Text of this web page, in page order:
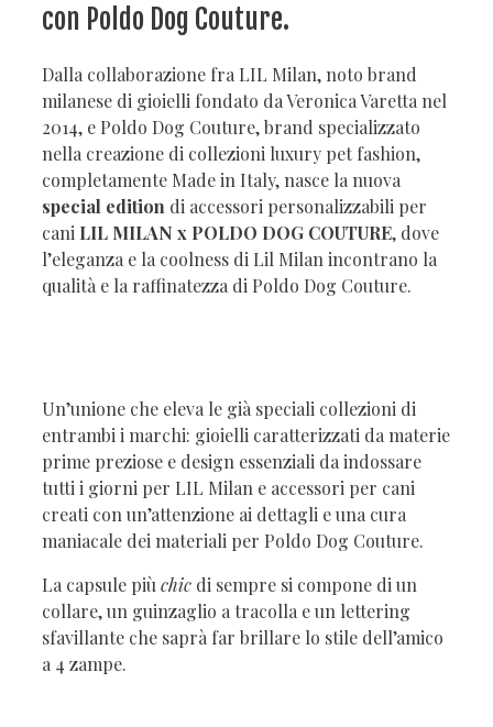
con Poldo Dog Couture.
Dalla collaborazione fra LIL Milan, noto brand
milanese di gioielli fondato da Veronica Varetta nel
2014, e Poldo Dog Couture, brand specializzato
nella creazione di collezioni luxury pet fashion,
completamente Made in Italy, nasce la nuova
special edition di accessori personalizzabili per
cani LIL MILAN x POLDO DOG COUTURE, dove
l’eleganza e la coolness di Lil Milan incontrano la
qualità e la raffinatezza di Poldo Dog Couture.
Un’unione che eleva le già speciali collezioni di
entrambi i marchi: gioielli caratterizzati da materie
prime preziose e design essenziali da indossare
tutti i giorni per LIL Milan e accessori per cani
creati con un’attenzione ai dettagli e una cura
maniacale dei materiali per Poldo Dog Couture.
La capsule piùchic di sempre si compone di un
collare, un guinzaglio a tracolla e un lettering
sfavillante che saprà far brillare lo stile dell’amico
a 4 zampe.